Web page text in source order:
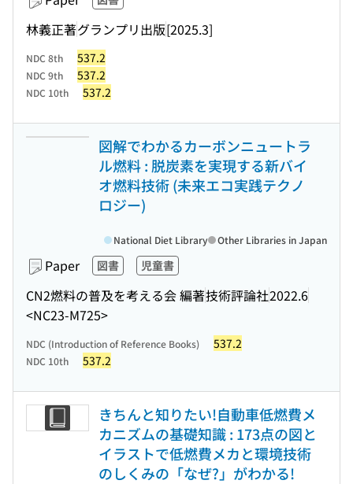
林義正著グランプリ出版[2025.3]
NDC 8th 537.2
NDC 9th 537.2
NDC 10th 537.2
図解でわかるカーボンニュートラ
ル燃料 : 脱炭素を実現する新バイ
オ燃料技術 (未来エコ実践テクノ
ロジー)
Paper 図書 児童書
CN2燃料の普及を考える会 編著技術評論社2022.6
<NC23-M725>
National Diet Library Other Libraries in Japan
NDC (Introduction of Reference Books) 537.2
NDC 10th 537.2
きちんと知りたい!自動車低燃費メ
カニズムの基礎知識 : 173点の図と
イラストで低燃費メカと環境技術
のしくみの「なぜ?」がわかる!